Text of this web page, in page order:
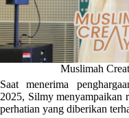
Muslimah
Saat menerima
2025, Silmy menyampaikan
perhatian yang diberikan